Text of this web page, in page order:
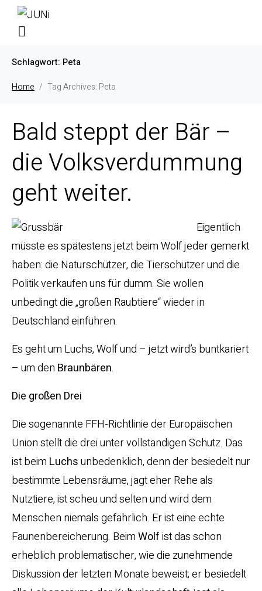
Schlagwort: Peta
Home Tag Archives: Peta
Bald steppt der Bär –
die Volksverdummung
geht weiter.
Eigentlich
müsste es spätestens jetzt beim Wolf jeder gemerkt
haben: die Naturschützer, die Tierschützer und die
Politik verkaufen uns für dumm. Sie wollen
unbedingt die „großen Raubtiere“ wieder in
Deutschland einführen.
Es geht um Luchs, Wolf und – jetzt wird’s buntkariert
– um den Braunbären.
Die großen Drei
Die sogenannte FFH-Richtlinie der Europäischen
Union stellt die drei unter vollständigen Schutz. Das
ist beim Luchsunbedenklich, denn der besiedelt nur
bestimmte Lebensräume, jagt eher Rehe als
Nutztiere, ist scheu und selten und wird dem
Menschen niemals gefährlich. Er ist eine echte
Faunenbereicherung. BeimWolfist das schon
erheblich problematischer, wie die zunehmende
Diskussion der letzten Monate beweist; er besiedelt